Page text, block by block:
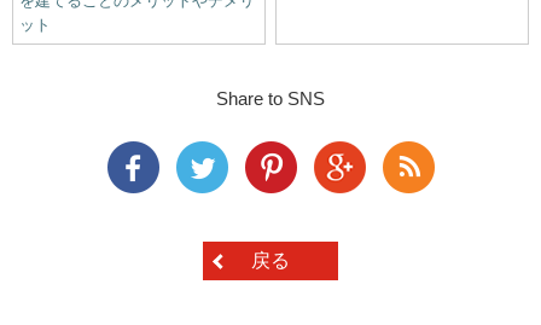
ット
Share to SNS
戻る